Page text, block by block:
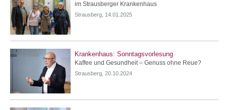
im Strausberger Krankenhaus
Strausberg, 14.01.2025
Krankenhaus: Sonntagsvorlesung
Kaffee und Gesundheit – Genuss ohne Reue?
Strausberg, 20.10.2024